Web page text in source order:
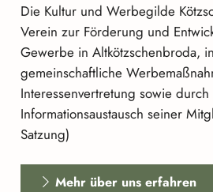
Die Kultur und Werbegilde
Verein zur Förderung und
Gewerbe in Altkötzschenbroda,
gemeinschaftliche
Interessenvertretung sowie durch
Informationsaustausch seiner
Satzung)
Mehr über uns erfahren